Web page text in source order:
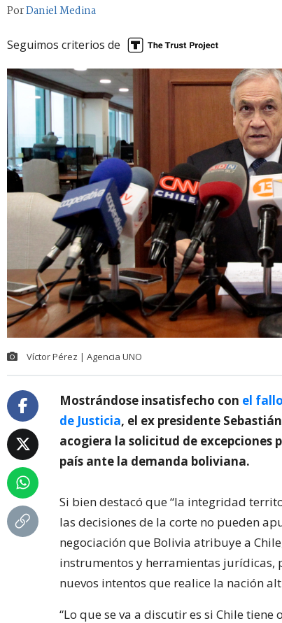
PorDaniel Medina
Seguimos criterios de
Víctor Pérez | Agencia UNO
Mostrándose insatisfecho con el
de Justicia, el ex presidente
acogiera la solicitud de excepciones
país ante la demanda boliviana.
Si bien destacó que “la integridad
las decisiones de la corte no pueden
negociación que Bolivia atribuye a
instrumentos y herramientas jurídicas,
nuevos intentos que realice la nación
“Lo que se va a discutir es si Chile